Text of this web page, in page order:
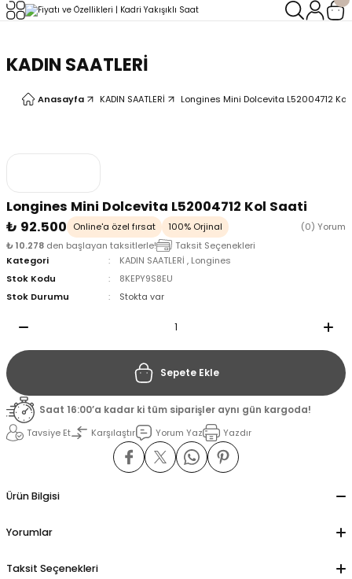
KADIN SAATLERİ
Anasayfa KADIN SAATLERİ Longines Mini Dolcevita L52004712
Longines Mini Dolcevita L52004712 Kol Saati
₺ 92.500
Online'a özel fırsat 100% Orjinal
(0) Yorum
₺ 10.278 den başlayan taksitlerle!
Taksit Seçenekleri
Kategori
KADIN SAATLERİ , Longines
Stok Kodu
8KEPY9S8EU
Stok Durumu
Stokta var
Sepete Ekle
Saat 16:00’a kadar ki tüm siparişler aynı gün kargoda!
Tavsiye Et
Karşılaştır Yorum Yaz Yazdır
Ürün Bilgisi
Yorumlar
Taksit Seçenekleri
Geri Dön
Geri Dön